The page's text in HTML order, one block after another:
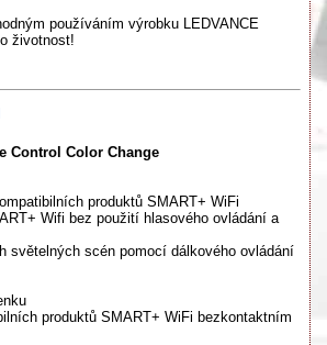
používáním výrobku LEDVANCE
životnost!
Control Color Change
produktů SMART+ WiFi
Wifi bez použití hlasového ovládání a
světelných scén pomocí dálkového ovládání
produktů SMART+ WiFi bezkontaktním